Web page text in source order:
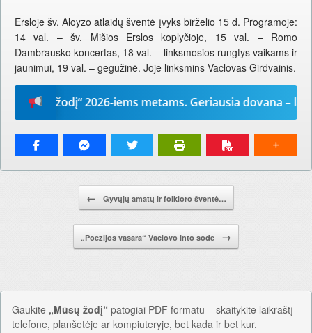
Ersloje šv. Aloyzo atlaidų šventė įvyks birželio 15 d. Programoje:
14 val. – šv. Mišios Erslos koplyčioje, 15 val. – Romo
Dambrausko koncertas, 18 val. – linksmosios rungtys vaikams ir
jaunimui, 19 val. – gegužinė. Joje linksmins Vaclovas Girdvainis.
žodį“ 2026-iems metams. Geriausia dovana –
← Gyvųjų amatų ir folkloro šventė…
„Poezijos vasara“ Vaclovo Into sode →
Gaukite „Mūsų žodį“ patogiai PDF formatu – skaitykite laikraštį
telefone, planšetėje ar kompiuteryje, bet kada ir bet kur.